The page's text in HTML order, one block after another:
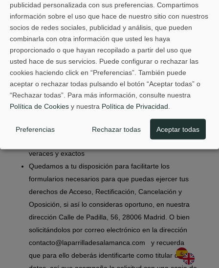
que nos presta su consentimiento para ello.
No cederemos sus datos a terceros.
Los trataremos con la debida confidencialidad y
aplicando las medidas de seguridad técnicas,
organizativas y legales necesarias para preservarlos
de accesos no deseados, evitar su alteración o
Cuando los datos facilitados dejen de ser necesarios
cancelarlos o borrarlos según proceda.
Sí te pedimos que los datos que nos facilites sean
veraces y exactos
Quedamos a tu disposición para facilitarte los
formularios necesarios para que puedas ejercer tus
derechos de Acceso, Rectificación, Cancelación y
Oposición, si así lo consideras oportuno, en nuestra
dirección Calle de Padilla, 56, 28006 Madrid. O bien
solicitándolos por correo electrónico en la dirección
contacto@laparrilladesalamanca.com y recuerda
que para ello deberás identificarte como titular de los
publicidad personalizada con sus preferencias. Compartimos
información sobre el uso que hace de nuestro sitio con nuestros
socios de redes sociales, publicidad y análisis, que pueden
combinarla con otra información que usted les haya
proporcionado o que hayan recopilado a partir del uso que
usted hace de sus servicios. Puede configurar o rechazar las
cookies haciendo click en “Preferencias”. También puede
aceptar o rechazar todas pulsando el botón “Aceptar todas” o
“Rechazar todas”. Para más información, consulte nuestra
Política de Cookies y nuestra Política de Privacidad
Preferencias Rechazar todas Aceptar todas